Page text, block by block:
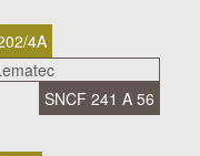
4A
SNCF 241 A 56